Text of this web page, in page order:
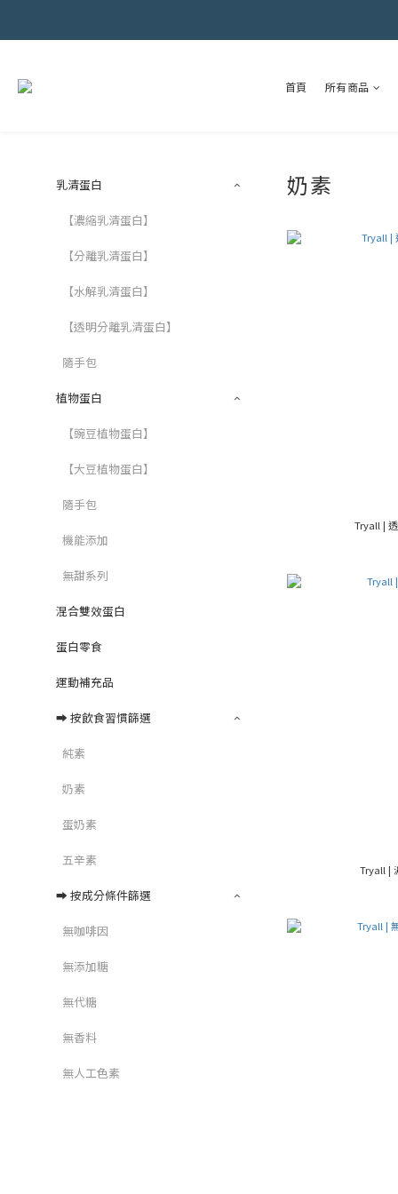
首頁 所有商品
乳清蛋白
【濃縮乳清蛋白】
【分離乳清蛋白】
【水解乳清蛋白】
【透明分離乳清蛋白】
隨手包
植物蛋白
【豌豆植物蛋白】
【大豆植物蛋白】
隨手包
機能添加
無甜系列
混合雙效蛋白
蛋白零食
運動補充品
➡︎ 按飲食習慣篩選
純素
奶素
蛋奶素
五辛素
➡︎ 按成分條件篩選
無咖啡因
無添加糖
無代糖
無香料
無人工色素
奶素
Tryall |
Tryall |